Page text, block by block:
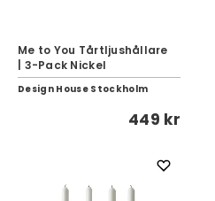
Me to You Tårtljushållare
| 3-Pack Nickel
Design House Stockholm
449 kr